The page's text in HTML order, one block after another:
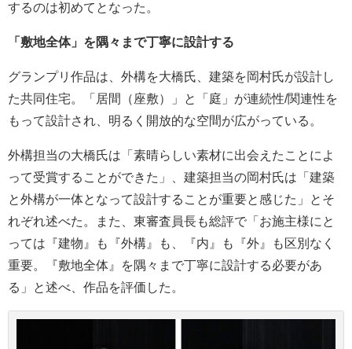
するのは初めてとなった。
「敷地全体」を隅々まで丁寧に設計する
グランプリ作品は、外構を大橋氏、建築を岡村氏が設計し
た共同住宅。「居間（座敷）」と「庭」が連続性/関連性を
もって設計され、明るく開放的な空間が広がっている。
外構担当の大橋氏は「素晴らしい素材に出会えたことによ
って受賞することができた」、建築担当の岡村氏は「建築
と外構が一体となって設計することが重要と感じた」とそ
れぞれ述べた。また、東審査員長も総評で「お施主様にと
っては『建物』も『外構』も、『内』も『外』も区別なく
重要。『敷地全体』を隅々まで丁寧に設計する必要があ
る」と述べ、作品を評価した。